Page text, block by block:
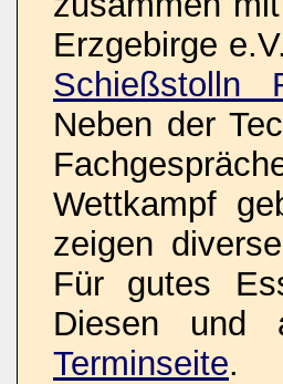
Erzgebirge
Schießstolln
Neben der
Wettkampf
zeigen
Für gutes
Diesen und
Terminseite.